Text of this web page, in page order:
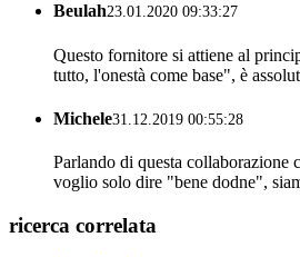
Beulah23.01.2020 09:33:27
Questo fornitore si attiene al
tutto, l'onestà come base", è
Michele31.12.2019 00:55:28
Parlando di questa collaborazione
voglio solo dire "bene dodne",
ricerca correlata